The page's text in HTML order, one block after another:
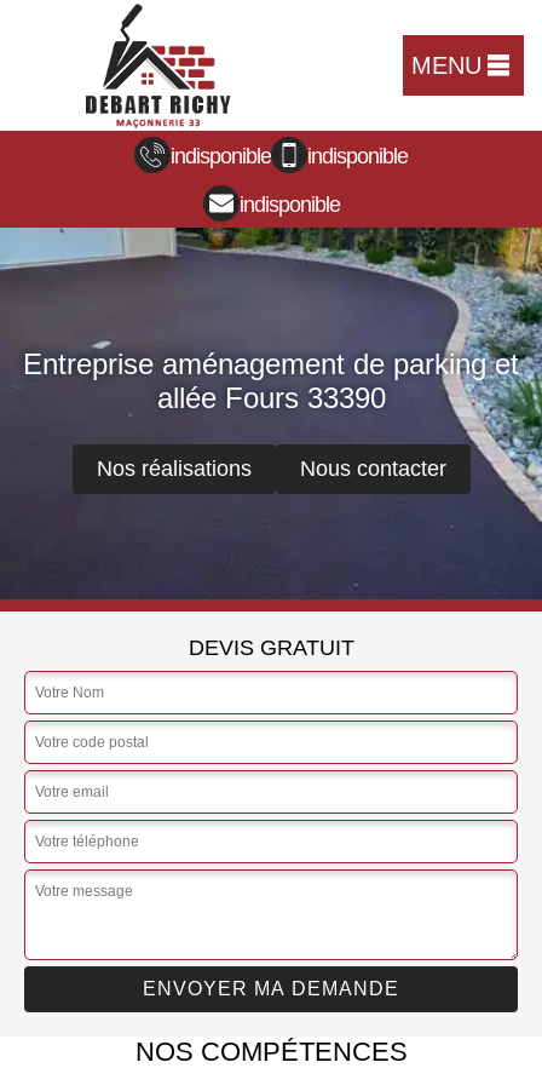
MENU
indisponible
indisponible
indisponible
Entreprise aménagement de parking et
allée Fours 33390
Nos réalisations Nous contacter
DEVIS GRATUIT
NOS COMPÉTENCES